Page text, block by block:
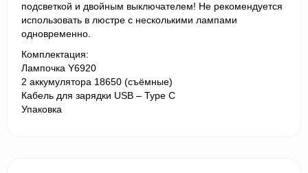
подсветкой и двойным выключателем! Не рекомендуется
использовать в люстре с несколькими лампами
одновременно.
Комплектация:
Лампочка Y6920
2 аккумулятора 18650 (съёмные)
Кабель для зарядки USB – Type C
Упаковка